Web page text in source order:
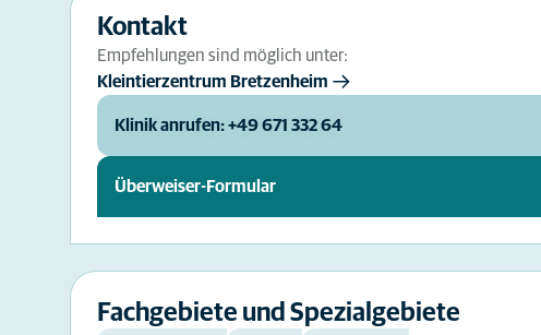
Kontakt
Empfehlungen sind möglich unter:
Kleintierzentrum Bretzenheim
Klinik anrufen: +49 671 332 64
Überweiser-Formular
Fachgebiete und Spezialgebiete